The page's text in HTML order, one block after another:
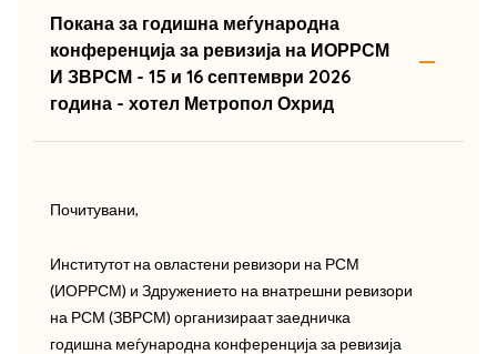
Покана за годишна меѓународна
конференција за ревизија на ИОРРСМ
И ЗВРСМ - 15 и 16 септември 2026
година - хотел Метропол Охрид
Почитувани,
Институтот на овластени ревизори на РСМ
(ИОРРСМ) и Здружението на внатрешни ревизори
на РСМ (ЗВРСМ) организираат заедничка
годишна меѓународна конференција за ревизија